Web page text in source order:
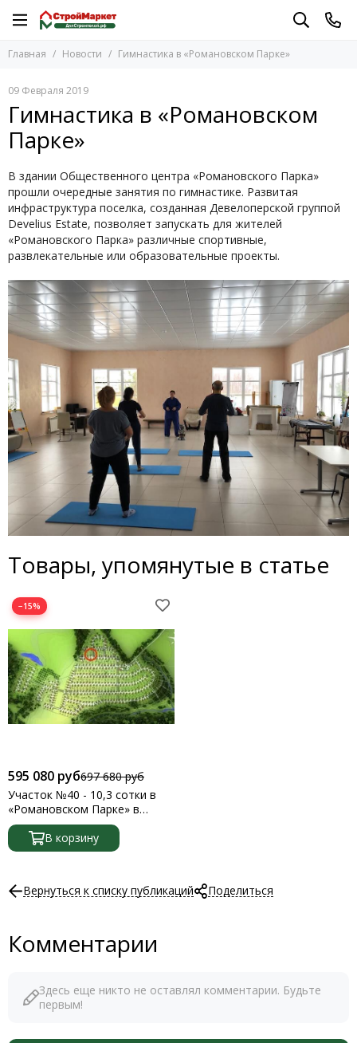
Главная Новости Гимнастика в «Романовском Парке»
09 Февраля 2019
Гимнастика в «Романовском
Парке»
В здании Общественного центра «Романовского Парка»
прошли очередные занятия по гимнастике. Развитая
инфраструктура поселка, созданная Девелоперской группой
Develius Estate, позволяет запускать для жителей
«Романовского Парка» различные спортивные,
развлекательные или образовательные проекты.
Товары, упомянутые в статье
−15%
595 080 руб697 680 руб
Участок №40 - 10,3 сотки в
«Романовском Парке» в
Заокском районе по
Симферопольскому шоссе
В корзину
Вернуться к списку публикаций Поделиться
Комментарии
Здесь еще никто не оставлял комментарии. Будьте
первым!